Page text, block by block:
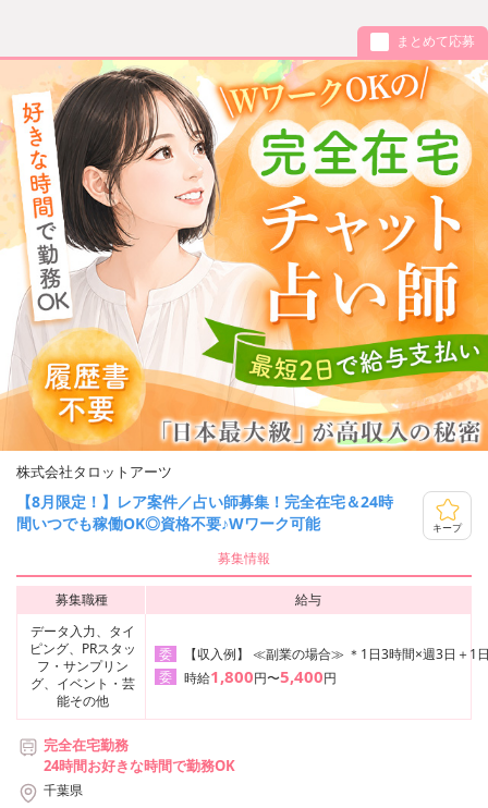
まとめて応募
株式会社タロットアーツ
【8月限定！】レア案件／占い師募集！完全在宅＆24時
間いつでも稼働OK◎資格不要♪Wワーク可能
キープ
募集情報
募集職種
給与
データ入力、タイ
ピング、PRスタッ
フ・サンプリン
グ、イベント・芸
能その他
委
【収入例】 ≪副業の場合≫ ＊1日3時間×週3日＋1
委
時給1,800円〜5,400円
完全在宅勤務
24時間お好きな時間で勤務OK
千葉県